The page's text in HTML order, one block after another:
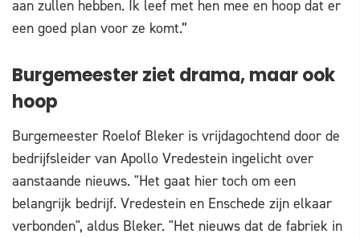
aan zullen hebben. Ik leef met hen mee en hoop dat er
een goed plan voor ze komt.”
Burgemeester ziet drama, maar ook
hoop
Burgemeester Roelof Bleker is vrijdagochtend door de
bedrijfsleider van Apollo Vredestein ingelicht over
aanstaande nieuws. "Het gaat hier toch om een
belangrijk bedrijf. Vredestein en Enschede zijn elkaar
verbonden", aldus Bleker. "Het nieuws dat de fabriek in